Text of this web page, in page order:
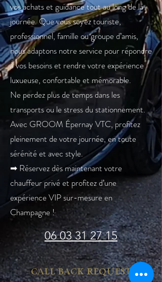
vos achats et guidance tout au long de la
journée. Que vous soyez touriste,
professionnel, famille ou groupe d’amis,
nous adaptons notre service pour répondre
à vos besoins et rendre votre expérience
luxueuse, confortable et mémorable.
Ne perdez plus de temps dans les
transports ou le stress du stationnement.
Avec GROOM Épernay VTC, profitez
pleinement de votre journée, en toute
sérénité et avec style.
➡ Réservez dès maintenant votre
chauffeur privé et profitez d’une
expérience VIP sur-mesure en
Champagne !
06 03 31 27 15
call back request